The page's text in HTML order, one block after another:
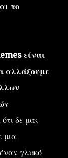
το
είναι
αλλάξουμε
δε μας
μια
γλυκό